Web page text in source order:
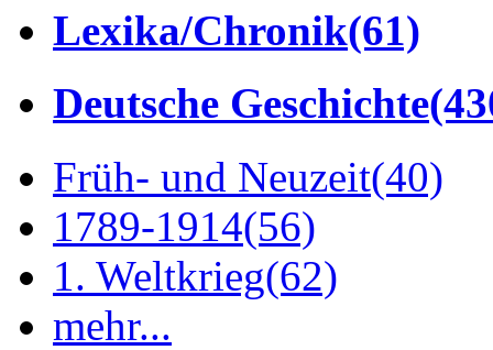
Lexika/Chronik(61)
Deutsche Geschichte
Früh- und Neuzeit(40)
1789-1914(56)
1. Weltkrieg(62)
mehr...